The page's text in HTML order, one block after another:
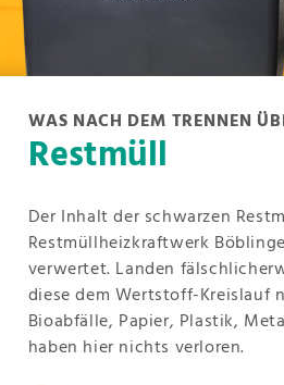
WAS NACH DEM TRENNEN
Restmüll
Der Inhalt der schwarzen
Restmüllheizkraftwerk
verwertet. Landen
diese dem Wertstoff-Kreislauf
Bioabfälle, Papier, Plastik,
haben hier nichts verloren.